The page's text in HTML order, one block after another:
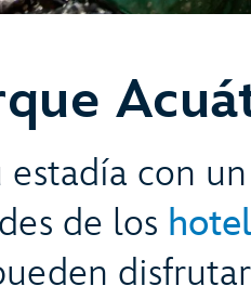
estadía con
de los